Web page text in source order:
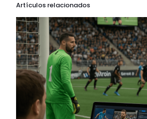
Artículos relacionados